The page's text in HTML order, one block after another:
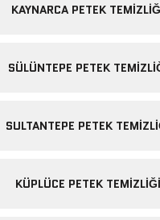
KAYNARCA PETEK
SÜLÜNTEPE PETEK
SULTANTEPE PETEK
KÜPLÜCE PETEK TEMIZLIĞI